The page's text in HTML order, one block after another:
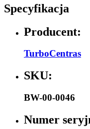
Specyfikacja
Producent:
TurboCentras
SKU:
BW-00-0046
Numer